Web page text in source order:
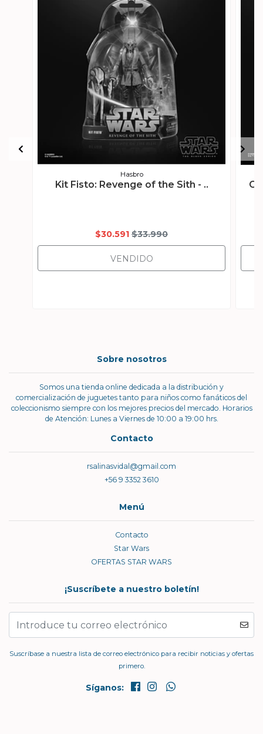
Hasbro
Kit Fisto: Revenge of the Sith - ..
$30.591 $33.990
VENDIDO
Sobre nosotros
Somos una tienda online dedicada a la distribución y
comercialización de juguetes tanto para niños como fanáticos del
coleccionismo siempre con los mejores precios del mercado. Horarios
de Atención: Lunes a Viernes de 10:00 a 19:00 hrs.
Contacto
rsalinasvidal@gmail.com
+56 9 3352 3610
Menú
Contacto
Star Wars
OFERTAS STAR WARS
¡Suscríbete a nuestro boletín!
Suscríbase a nuestra lista de correo electrónico para recibir noticias y ofertas
primero.
Síganos: